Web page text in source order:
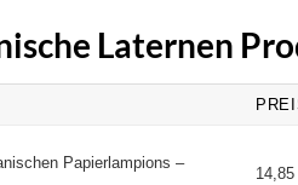
Laternen
Papierlampions –
14,85